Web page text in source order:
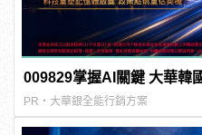
009829掌握AI關鍵 大華韓
PR・大華銀全能行銷方案